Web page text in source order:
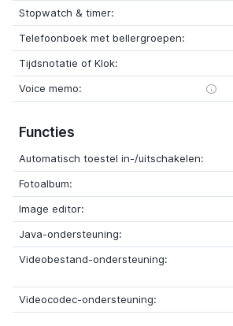
Stopwatch & timer:
Telefoonboek met bellergroepen:
Tijdsnotatie of Klok:
Voice memo:
Functies
Automatisch toestel in-/uitschakelen:
Fotoalbum:
Image editor:
Java-ondersteuning:
Videobestand-ondersteuning:
Videocodec-ondersteuning: